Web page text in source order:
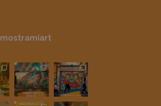
mostramiart